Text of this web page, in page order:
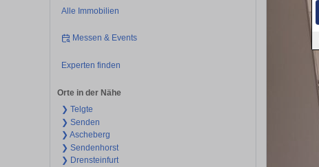
Alle Immobilien
Messen & Events
Experten finden
Orte in der Nähe
❯ Telgte
❯ Senden
❯ Ascheberg
❯ Sendenhorst
❯ Drensteinfurt